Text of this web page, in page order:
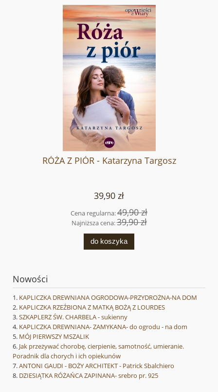
RÓŻA Z PIÓR - Katarzyna Targosz
39,90 zł
Cena regularna:49,90 zł
Najniższa cena:39,90 zł
do koszyka
Nowości
KAPLICZKA DREWNIANA OGRODOWA-PRZYDROŻNA-NA DOM
KAPLICZKA RZEŹBIONA Z MATKĄ BOŻĄ Z LOURDES
SZKAPLERZ ŚW. CHARBELA - sukienny
KAPLICZKA DREWNIANA- ZAMYKANA- do ogrodu - na dom
MÓJ PIERWSZY MSZALIK
Jak przeżywać chorobę, cierpienie, samotność, umieranie.
Poradnik dla chorych i ich opiekunów
ANTONI GAUDI - BOŻY ARCHITEKT - Patrick Sbalchiero
DZIESIĄTKA RÓŻAŃCA ZAPINANA- srebro pr. 925